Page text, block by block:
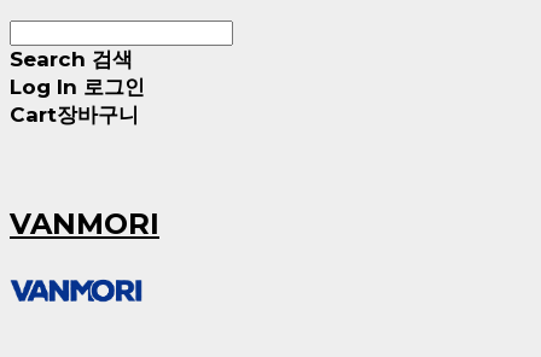
Search 검색
Log In 로그인
Cart장바구니
VANMORI